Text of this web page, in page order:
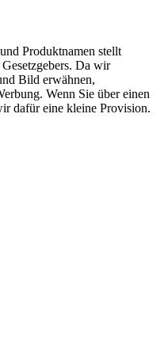
Produktnamen stellt
Da wir
Bild erwähnen,
Wenn Sie über einen
dafür eine kleine Provision.